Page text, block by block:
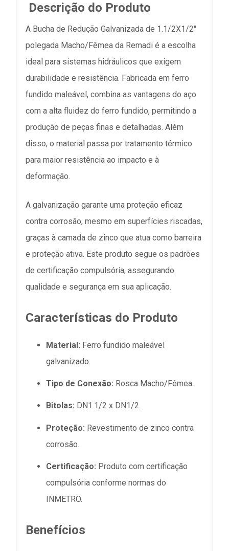
Descrição do Produto
A Bucha de Redução Galvanizada de 1.1/2X1/2''
polegada Macho/Fêmea da Remadi é a escolha
ideal para sistemas hidráulicos que exigem
durabilidade e resistência. Fabricada em ferro
fundido maleável, combina as vantagens do aço
com a alta fluidez do ferro fundido, permitindo a
produção de peças finas e detalhadas. Além
disso, o material passa por tratamento térmico
para maior resistência ao impacto e à
deformação.
A galvanização garante uma proteção eficaz
contra corrosão, mesmo em superfícies riscadas,
graças à camada de zinco que atua como barreira
e proteção ativa. Este produto segue os padrões
de certificação compulsória, assegurando
qualidade e segurança em sua aplicação.
Características do Produto
Material: Ferro fundido maleável
galvanizado.
Tipo de Conexão: Rosca Macho/Fêmea.
Bitolas: DN1.1/2 x DN1/2.
Proteção: Revestimento de zinco contra
corrosão.
Certificação: Produto com certificação
compulsória conforme normas do
INMETRO.
Benefícios